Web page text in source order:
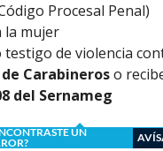
Procesal Penal)
la mujer
testigo de violencia
de Carabineroso
del Sernameg
UN